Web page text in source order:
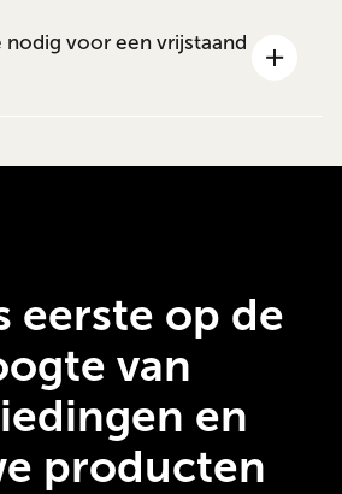
voor een vrijstaand
eerste op de
van
en
producten